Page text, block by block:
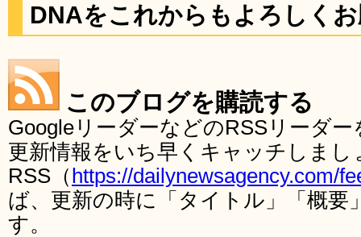
DNAをこれからもよろしく
このブログを購読する
GoogleリーダーなどのRSSリーダ
更新情報をいち早くキャッチしま
RSS（ https://dailynewsagency.com/
ば、更新の時に「タイトル」「概要
す。